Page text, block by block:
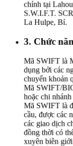
chính tại
S.W.I.F.T.
La Hulpe, Bỉ.
3. Chức
Mã SWIFT là
dụng bởi các
chuyển khoản
Mã SWIFT/
hoặc chi
Mã SWIFT là
cầu, được các
các giao dịch
đồng thời có
xuyên biên